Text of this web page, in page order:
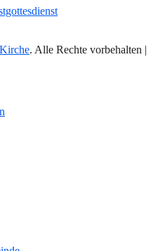
. Alle Rechte vorbehalten |